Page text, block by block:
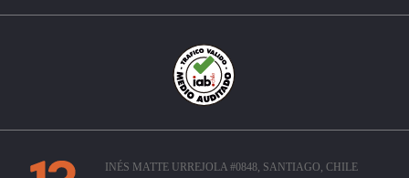
INÉS MATTE URREJOLA #0848, SANTIAGO, CHILE